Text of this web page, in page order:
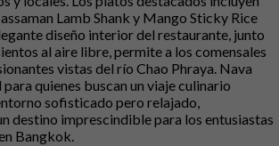
Lamb Shank y Mango Sticky Rice
diseño interior del restaurante, junto
al aire libre, permite a los comensales
vistas del río Chao Phraya. Nava
quienes buscan un viaje culinario
sofisticado pero relajado,
destino imprescindible para los entusiastas
Bangkok.